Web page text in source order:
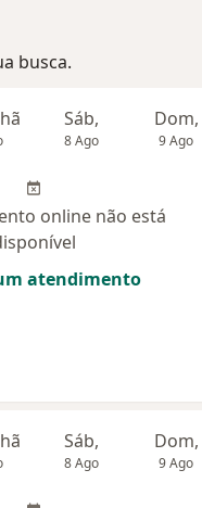
busca.
Sáb,
8 Ago
Dom,
9 Ago
online não está
atendimento
Sáb,
8 Ago
Dom,
9 Ago